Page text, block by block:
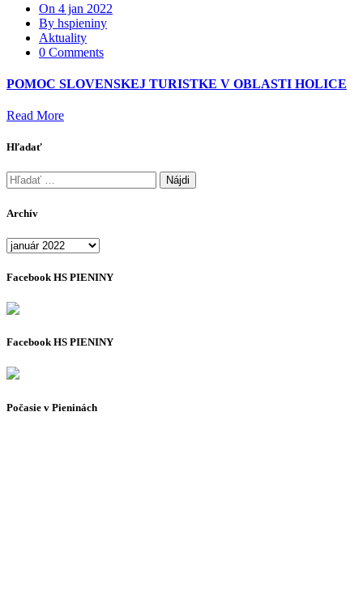
On 4 jan 2022
By hspieniny
Aktuality
0 Comments
POMOC SLOVENSKEJ TURISTKE V OBLASTI HOLICE
Read More
Hľadať
Hľadať:
Archív
Archív
Facebook HS PIENINY
Facebook HS PIENINY
Počasie v Pieninách